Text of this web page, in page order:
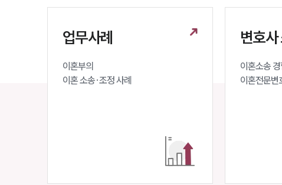
업무사례
이혼부의
이혼 소송·조정 사례
변호사
이혼소송
이혼전문변